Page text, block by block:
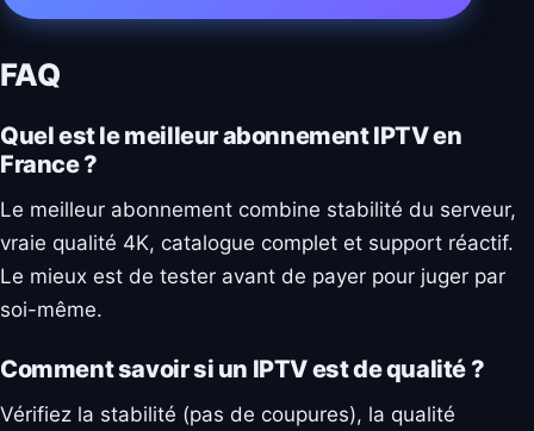
FAQ
Quel est le meilleur abonnement IPTV en
France ?
Le meilleur abonnement combine stabilité du serveur,
vraie qualité 4K, catalogue complet et support réactif.
Le mieux est de tester avant de payer pour juger par
soi-même.
Comment savoir si un IPTV est de qualité ?
Vérifiez la stabilité (pas de coupures), la qualité